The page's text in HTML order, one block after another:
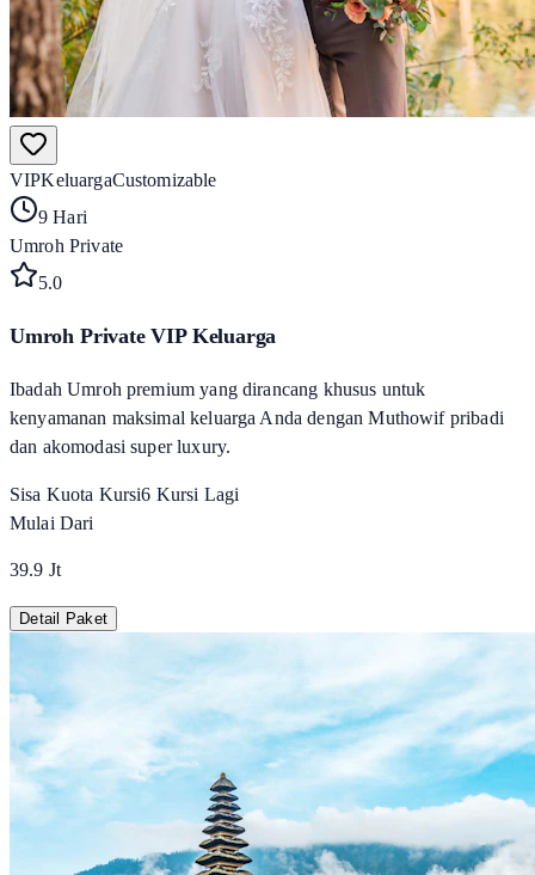
VIPKeluargaCustomizable
9 Hari
Umroh Private
5.0
Umroh Private VIP Keluarga
Ibadah Umroh premium yang dirancang khusus untuk
kenyamanan maksimal keluarga Anda dengan Muthowif pribadi
dan akomodasi super luxury.
Sisa Kuota Kursi6 Kursi Lagi
Mulai Dari
39.9 Jt
Detail Paket